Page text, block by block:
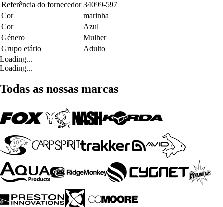
Referência do fornecedor 34099-597
Cor
marinha
Cor
Azul
Género
Mulher
Grupo etário
Adulto
Loading...
Loading...
Todas as nossas marcas